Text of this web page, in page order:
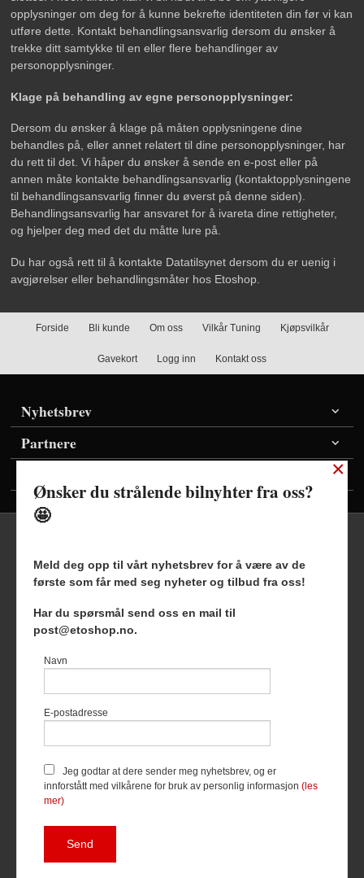
opplysninger om deg for å kunne bekrefte identiteten din før vi kan
utføre dette. Kontakt behandlingsansvarlig dersom du ønsker å
trekke ditt samtykke til en eller flere behandlinger av
personopplysninger.
Klage på behandling av egne personopplysninger:
Dersom du ønsker å klage på måten opplysningene dine
behandles på, eller annet relatert til dine personopplysninger, har
du rett til det. Vi håper du ønsker å sende en e-post eller på
annen måte kontakte behandlingsansvarlig (kontaktopplysningene
til behandlingsansvarlig finner du øverst på denne siden).
Behandlingsansvarlig har ansvaret for å ivareta dine rettigheter,
og hjelper deg med det du måtte lure på.
Du har også rett til å kontakte Datatilsynet dersom du er uenig i
avgjørelser eller behandlingsmåter hos Etoshop.
Forside Bli kunde Om oss Vilkår Tuning Kjøpsvilkår
Gavekort Logg inn Kontakt oss
Nyhetsbrev
Partnere
Frakt Kjøpsbetingelser Sikkerhet og personvern
Nyhetsbrev Blogg
Foretaksregisteret 927127954
du får en bedre kjøpsopplevelse og
bruker cookies hovedsaklig til å
hva du har puttet i handlekurven
din. Fortsett å bruke siden som
mer
×
Ønsker du strålende bilnyhter fra oss?
🤩
Meld deg opp til vårt nyhetsbrev for å være av de
første som får med seg nyheter og tilbud fra oss!
Har du spørsmål send oss en mail til
post@etoshop.no.
Navn
E-postadresse
Jeg godtar at dere sender meg nyhetsbrev, og er
innforstått med vilkårene for bruk av personlig informasjon(les
mer)